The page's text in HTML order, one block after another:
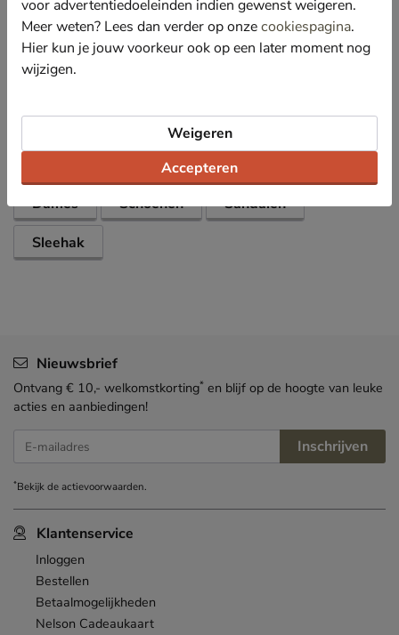
schokabsorberende PU-zool.
Specificaties
Bekijk meer
Dames Schoenen
Sandalen
Sleehak
Klantenservice
Inloggen
Bestellen
Betaalmogelijkheden
Nelson Cadeaukaart
Nieuwsbrief
Ontvang € 10,- welkomstkorting* en blijf op de hoogte van leuke
acties en aanbiedingen!
E-mailadres Inschrijven
*Bekijk deactievoorwaarden.
voor advertentiedoeleinden indien gewenst weigeren.
Meer weten? Lees dan verder op onzecookiespagina.
Hier kun je jouw voorkeur ook op een later moment nog
wijzigen.
Accepteren
Weigeren